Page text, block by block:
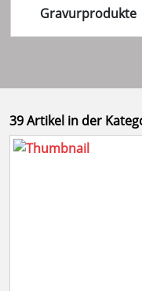
Gravurprodukte
39 Artikel in der